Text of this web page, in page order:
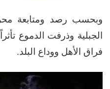
وبحسب رصد ومتابعة
الجبلية وذرفت الدموع
فراق الأهل ووداع البلد.